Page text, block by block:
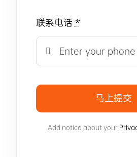
联系电话*
马上提交
Add notice about your